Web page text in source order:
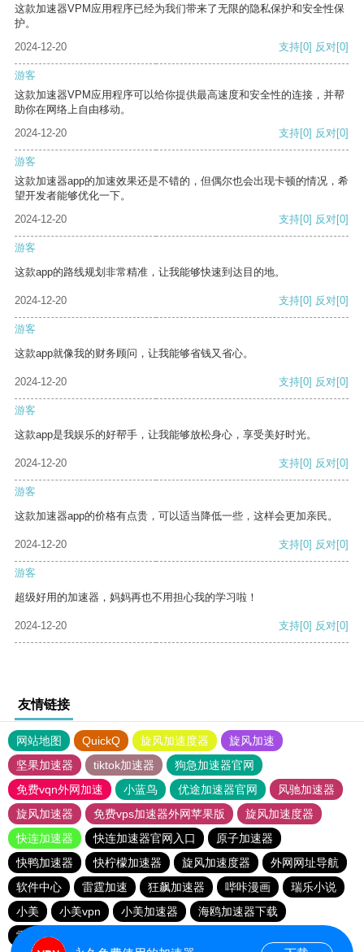
这款加速器VPM应用程序已经为我们带来了无限的隐私保护和安全性保
护。
2024-12-20
支持[0] 反对[0]
游客
这款加速器VPM应用程序可以给你提供最高速度和安全性的连接，并帮
助你在网络上自由移动。
2024-12-20
支持[0] 反对[0]
游客
这款加速器app的加速效果还是不错的，但偶尔也会出现卡顿的情况，希
望开发者能够优化一下。
2024-12-20
支持[0] 反对[0]
游客
这款app的路线规划非常精准，让我能够快速到达目的地。
2024-12-20 支持[0] 反对[0]
游客
这款app就像我的财务顾问，让我能够省钱又省心。
2024-12-20 支持[0] 反对[0]
游客
这款app是我娱乐的好帮手，让我能够放松身心，享受美好时光。
2024-12-20 支持[0] 反对[0]
游客
这款加速器app的价格有点贵，可以适当降低一些，这样会更加亲民。
2024-12-20 支持[0] 反对[0]
游客
超级好用的加速器，妈妈再也不用担心我的学习啦！
2024-12-20 支持[0] 反对[0]
友情链接
网站地图 QuickQ 旋风加速度器
旋风加速
坚果加速器
tiktok加速器
狗急加速器官网
免费vqn外网加速
小蓝鸟 优途加速器官网
风驰加速器
旋风加速器
免费vps加速器外网苹果版
旋风加速度器
快连加速器
快连加速器官网入口
原子加速器
快鸭加速器
快柠檬加速器 旋风加速度器
外网网址导航
软件中心
雷霆加速 狂飙加速器 哔咔漫画
瑞乐小说
小美
小美vpn 小美加速器
海鸥加速器下载
雷霆加速版ins